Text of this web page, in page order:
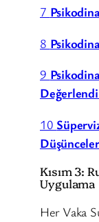
7
8
9
10
Düşünceler
Kısım 3:
Uygulama
Her Vaka